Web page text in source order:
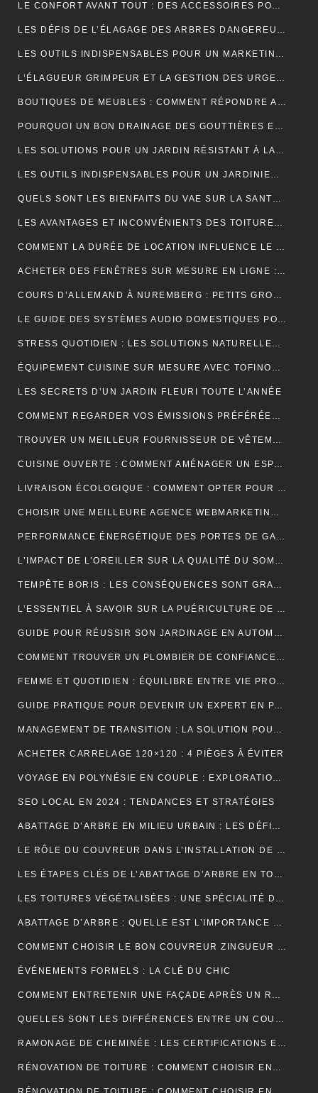
LE CONFORT AVANT TOUT : DES ACCESSOIRES POUR JOUER PENDANT DES HEURES
LES DÉFIS DE L’ÉLAGAGE DES ARBRES DANGEREUX EN MILIEU RÉSIDENTIEL
LES OUTILS INDISPENSABLES POUR UN MARKETING DIGITAL RÉUSSI
L’ÉLAGUEUR GRIMPEUR ET LA GESTION DES URGENCES SUR LES ARBRES DANGEREUX
BOUTIQUES DE MEUBLES : COMMENT RÉPONDRE AUX EXIGENCES DES CLIENTS POINTILLEUX ?
POURQUOI UN BON DRAINAGE DES GOUTTIÈRES EST ESSENTIEL POUR VOTRE MAISON ?
LES SOLUTIONS POUR UN JARDIN RÉSISTANT À LA SÉCHERESSE
LES OUTILS INDISPENSABLES POUR UN JARDINIER PROFESSIONNEL
QUELS SONT LES BIENFAITS DU VAE SUR LA SANTÉ ?
LES AVANTAGES ET INCONVÉNIENTS DES TOITURES EN BARDEAUX
COMMENT LA DURÉE DE LOCATION INFLUENCE LE PRIX D’UNE BENNE ?
ACHETER DES FENÊTRES SUR MESURE EN LIGNE : GUIDE ET ASTUCES
COURS D’ALLEMAND À NUREMBERG : PETITS GROUPES, PROFESSEURS EXPÉRIMENTÉS, AMBIANCE CONVIVIALE
LE GUIDE DES SYSTÈMES AUDIO DOMESTIQUES POUR LES DÉBUTANTS
STRESS QUOTIDIEN : LES SOLUTIONS NATURELLES POUR RETROUVER VITALITÉ ET BIEN-ÊTRE
ÉQUIPEMENT CUISINE SUR MESURE AVEC TOFINOX MAROC
LES SECRETS D’UN JARDIN FLEURI TOUTE L’ANNÉE
COMMENT REGARDER VOS ÉMISSIONS PRÉFÉRÉES PARTOUT EN FRANCE ?
TROUVER UN MEILLEUR FOURNISSEUR DE VÊTEMENTS TENDANCES POUR VOTRE BOUTIQUE
CUISINE OUVERTE : COMMENT AMÉNAGER UN ESPACE CONVIVIAL ET FONCTIONNEL ?
LIVRAISON ÉCOLOGIQUE : COMMENT OPTER POUR DES SOLUTIONS DE LIVRAISON DURABLES POUR VOS ACHATS EN LIGNE
CHOISIR UNE MEILLEURE AGENCE WEBMARKETING À TOULOUSE : 4 CRITÈRES À CONSIDÉRER
PERFORMANCE ÉNERGÉTIQUE DES PORTES DE GARAGE ENROULABLES : ALUMINIUM, PVC OU ACIER ?
L’IMPACT DE L’OREILLER SUR LA QUALITÉ DU SOMMEIL : CE QUE VOUS DEVEZ SAVOIR POUR OPTIMISER VOTRE REPOS
TEMPÊTE BORIS : LES CONSÉQUENCES SONT GRAVES DANS CERTAINS PAYS EUROPÉENS
L’ESSENTIEL À SAVOIR SUR LA PUÉRICULTURE DE L’ENFANT
GUIDE POUR RÉUSSIR SON JARDINAGE EN AUTOMNE
COMMENT TROUVER UN PLOMBIER DE CONFIANCE À BORDEAUX ?
FEMME ET QUOTIDIEN : ÉQUILIBRE ENTRE VIE PROFESSIONNELLE ET PERSONNELLE
GUIDE PRATIQUE POUR DEVENIR UN EXPERT EN PARIS ET EN JEUX
MANAGEMENT DE TRANSITION : LA SOLUTION POUR RÉUSSIR LES TRANSFORMATIONS COMPLEXES EN ENTREPRISE
ACHETER CARRELAGE 120×120 : 4 PIÈGES À ÉVITER
VOYAGE EN POLYNÉSIE EN COUPLE : EXPLORATION DE SES PLUS BELLES ÎLES
SEO LOCAL EN 2024 : TENDANCES ET STRATÉGIES
ABATTAGE D’ARBRE EN MILIEU URBAIN : LES DÉFIS SPÉCIFIQUES
LE RÔLE DU COUVREUR DANS L’INSTALLATION DE PANNEAUX SOLAIRES
LES ÉTAPES CLÉS DE L’ABATTAGE D’ARBRE EN TOUTE SÉCURITÉ
LES TOITURES VÉGÉTALISÉES : UNE SPÉCIALITÉ DU COUVREUR
ABATTAGE D’ARBRE : QUELLE EST L’IMPORTANCE DE L’ASSURANCE ?
COMMENT CHOISIR LE BON COUVREUR ZINGUEUR POUR VOTRE PROJET ?
ÉVÉNEMENTS FORMELS : LA CLÉ DU CHIC
COMMENT ENTRETENIR UNE FAÇADE APRÈS UN RAVALEMENT PROJETÉ ?
QUELLES SONT LES DIFFÉRENCES ENTRE UN COURS DE PIANO À DOMICILE ET CHEZ UN PROFESSEUR ?
RAMONAGE DE CHEMINÉE : LES CERTIFICATIONS ET LABELS À CONNAÎTRE
RÉNOVATION DE TOITURE : COMMENT CHOISIR ENTRE LES DIFFÉRENTS TYPES D’ISOLANTS ?